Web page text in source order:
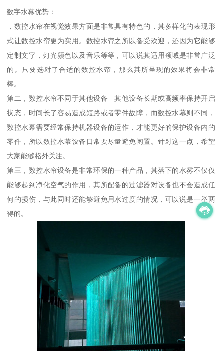
数字水幕优势：
，数控水帘在视觉效果方面是非常具有特色的，其多样化的表现形
式让数控水帘更为实用。数控水帘之所以备受欢迎，还因为它能够
定制文字，灯光颜色以及音乐等等，可以说其适用领域是非常广泛
的。只要选对了合适的数控水帘，那么其所呈现的效果将会非常
棒。
第二，数控水帘不同于其他设备，其他设备长期或高频率保持开启
状态，时间长了容易造成短路或者零件故障，而数控水幕则不同，
数控水幕需要经常保持机器设备的运作，才能更好的保护设备内的
零件，所以数控水幕设备日常要尽量避免闲置。针对这一点，希望
大家能够格外关注。
第三，数控水帘设备是非常环保的一种产品，其落下的水雾不仅仅
能够起到净化空气的作用，其所配备的过滤器对设备也不会造成任
何的损伤，与此同时还能够避免用水过度的情况，可以说是一举两
得的。